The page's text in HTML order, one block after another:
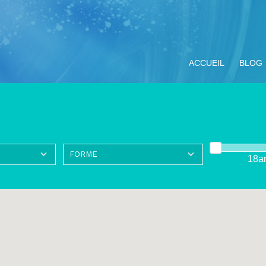
ACCUEIL BLOG
Miracle Eucharistique
Vivre le Jubilé 2025
Nos objectifs TOUS